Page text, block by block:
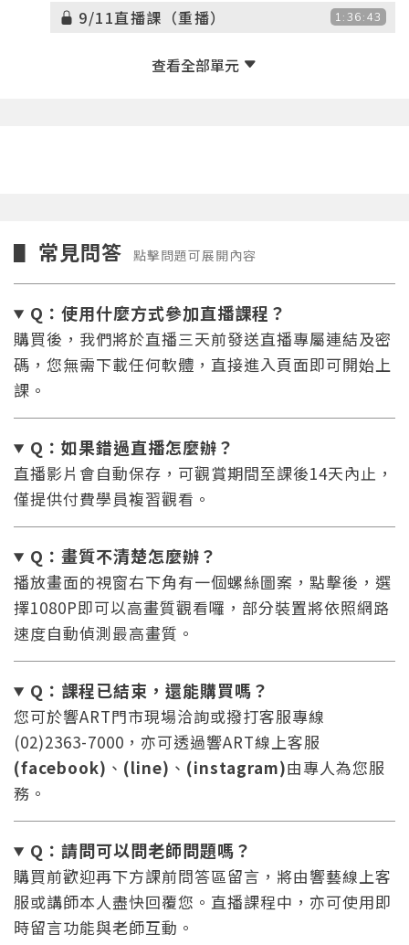
或 或
您將收到一封Email，請依照信件中的指示重新登
入。
系統偵測到您的帳號重複登入，
點擊下方「確定」將前一位使用者強制登出。
確定
9/11直播課（重播） 1:36:43
▋ 常見問答 點擊問題可展開內容
Q：使用什麼方式參加直播課程？
購買後，我們將於直播三天前發送直播專屬連結及密
碼，您無需下載任何軟體，直接進入頁面即可開始上
課。
Q：如果錯過直播怎麼辦？
直播影片會自動保存，可觀賞期間至課後14天內止，
僅提供付費學員複習觀看。
Q：畫質不清楚怎麼辦？
播放畫面的視窗右下角有一個螺絲圖案，點擊後，選
擇1080P即可以高畫質觀看囉，部分裝置將依照網路
速度自動偵測最高畫質。
Q：課程已結束，還能購買嗎？
您可於響ART門市現場洽詢或撥打客服專線
(02)2363-7000，亦可透過響ART線上客服
(facebook) 、 (line) 、 (instagram)由專人為您服
務。
Q：請問可以問老師問題嗎？
購買前歡迎再下方課前問答區留言，將由響藝線上客
服或講師本人盡快回覆您。直播課程中，亦可使用即
時留言功能與老師互動。